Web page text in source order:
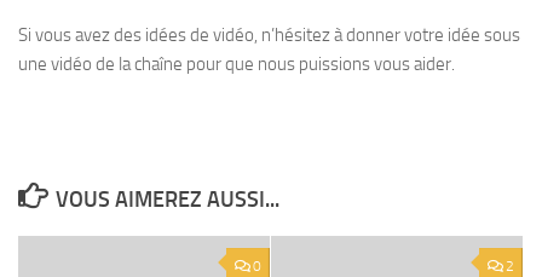
Si vous avez des idées de vidéo, n’hésitez à donner votre idée sous
une vidéo de la chaîne pour que nous puissions vous aider.
VOUS AIMEREZ AUSSI...
0 2